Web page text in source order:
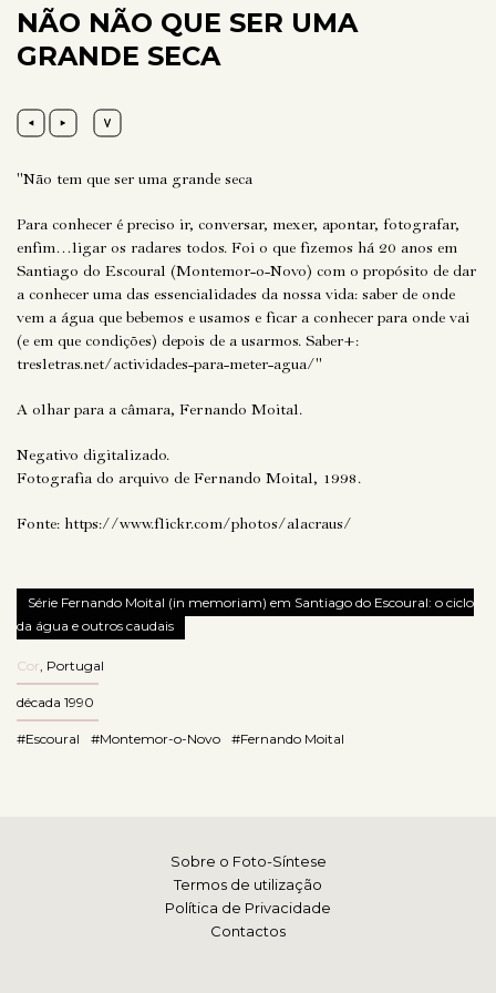
NÃO NÃO QUE SER UMA
GRANDE SECA
"Não tem que ser uma grande seca
Para conhecer é preciso ir, conversar, mexer, apontar, fotografar,
enfim…ligar os radares todos. Foi o que fizemos há 20 anos em
Santiago do Escoural (Montemor-o-Novo) com o propósito de dar
a conhecer uma das essencialidades da nossa vida: saber de onde
vem a água que bebemos e usamos e ficar a conhecer para onde vai
(e em que condições) depois de a usarmos. Saber+:
tresletras.net/actividades-para-meter-agua/"
A olhar para a câmara, Fernando Moital.
Negativo digitalizado.
Fotografia do arquivo de Fernando Moital, 1998.
Fonte: https://www.flickr.com/photos/alacraus/
Série Fernando Moital (in memoriam) em Santiago do Escoural: o ciclo
da água e outros caudais
Cor Portugal
década 1990
#Escoural #Montemor-o-Novo #Fernando Moital
Sobre o Foto-Síntese
Termos de utilização
Política de Privacidade
Contactos